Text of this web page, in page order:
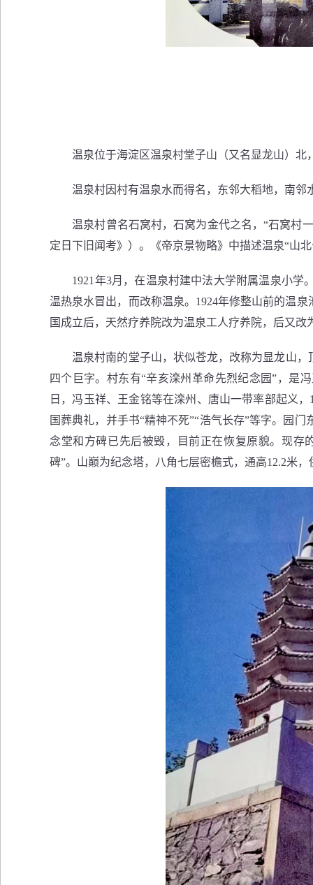
温泉位于海淀区温泉村堂子山（又名显龙山）北
温泉村因村有温泉水而得名，东邻大稻地，南邻
温泉村曾名石窝村，石窝为金代之名，“石窝村一
定日下旧闻考》）。《帝京景物略》中描述温泉“山
1921年3月，在温泉村建中法大学附属温泉小学
温热泉水冒出，而改称温泉。1924年修整山前的温
国成立后，天然疗养院改为温泉工人疗养院，后又改
温泉村南的堂子山，状似苍龙，改称为显龙山，
四个巨字。村东有“辛亥滦州革命先烈纪念园”，是
日，冯玉祥、王金铭等在滦州、唐山一带率部起义
国葬典礼，并手书“精神不死”“浩气长存”等字。园
念堂和方碑已先后被毁，目前正在恢复原貌。现存
碑”。山巅为纪念塔，八角七层密檐式，通高12.2米